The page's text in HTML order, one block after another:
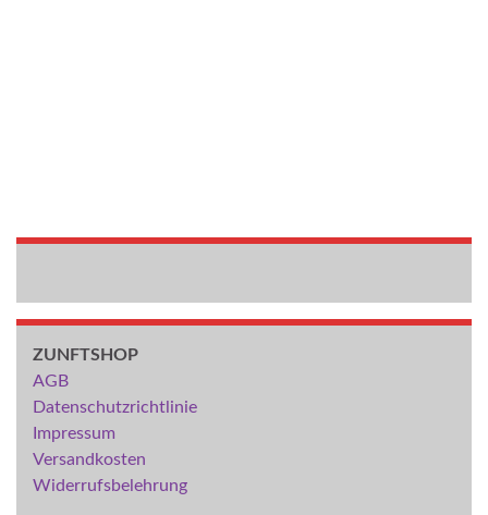
ZUNFTSHOP
AGB
Datenschutzrichtlinie
Impressum
Versandkosten
Widerrufsbelehrung